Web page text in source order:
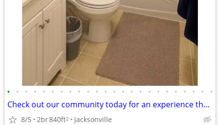
• • • • • • • • • • • • • • • • • • • • • • • •
Check out our community today for an experience that can't be beat!
8/5 2br840ft2 Jacksonville